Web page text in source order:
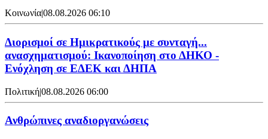
Κοινωνία|08.08.2026 06:10
Διορισμοί σε Ημικρατικούς με συνταγή...
ανασχηματισμού: Ικανοποίηση στο ΔΗΚΟ -
Ενόχληση σε ΕΔΕΚ και ΔΗΠΑ
Πολιτική|08.08.2026 06:00
Ανθρώπινες αναδιοργανώσεις